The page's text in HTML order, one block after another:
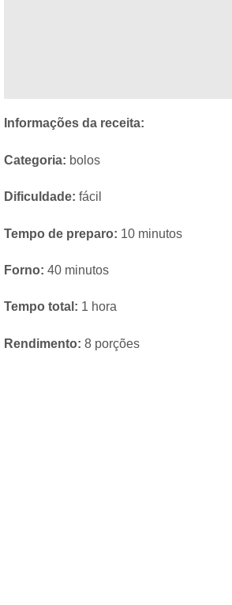
Informações da receita:
Categoria: bolos
Dificuldade: fácil
Tempo de preparo: 10 minutos
Forno: 40 minutos
Tempo total: 1 hora
Rendimento: 8 porções